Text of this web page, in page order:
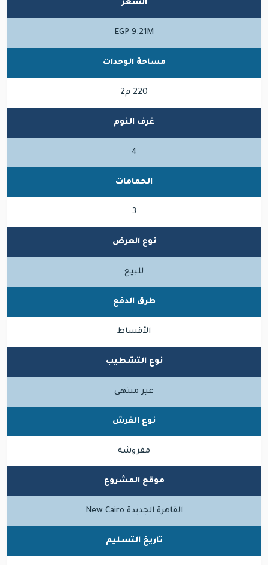
السعر
EGP 9.21M
مساحة الوحدات
220 م2
غرف النوم
4
الحمامات
3
نوع العرض
للبيع
طرق الدفع
الأقساط
نوع التشطيب
غير منتهى
نوع الفرش
مفروشة
موقع المشروع
القاهرة الجديدة New Cairo
تاريخ التسليم